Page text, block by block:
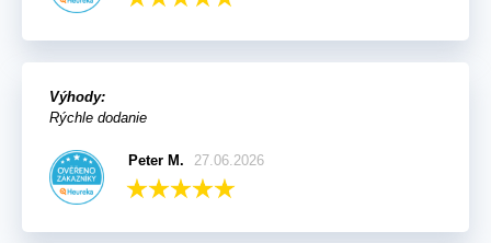
Výhody:
Rýchle dodanie
Peter M. 27.06.2026